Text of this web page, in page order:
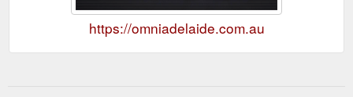
https://omniadelaide.com.au